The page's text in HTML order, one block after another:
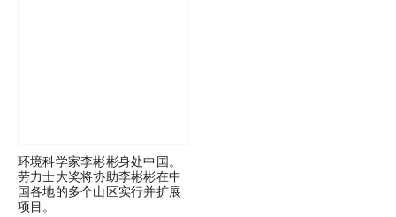
环境科学家李彬彬身处中国。
劳力士大奖将协助李彬彬在中
国各地的多个山区实行并扩展
项目。